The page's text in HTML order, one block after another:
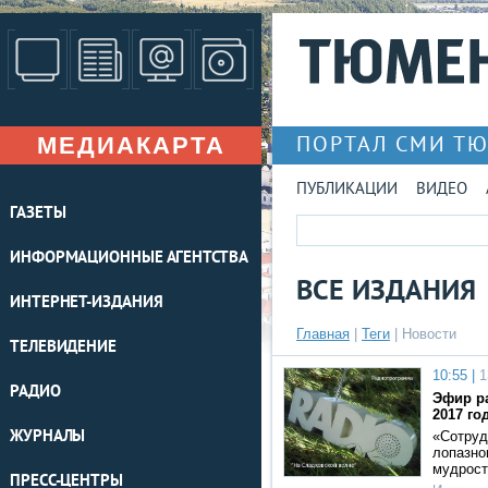
МЕДИАКАРТА
ГАЗЕТЫ
ИНФОРМАЦИОННЫЕ АГЕНТСТВА
ИНТЕРНЕТ-ИЗДАНИЯ
ТЕЛЕВИДЕНИЕ
РАДИО
ЖУРНАЛЫ
ПРЕСС-ЦЕНТРЫ
ПОРТАЛ СМИ
ПУБЛИКАЦИИ ВИДЕО
ВСЕ ИЗДАНИЯ
Главная Теги | Новости
10:55 |
Эфир
2017